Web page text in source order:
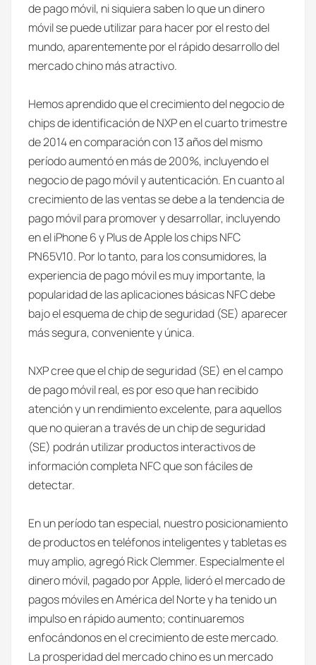
de pago móvil, ni siquiera saben lo que un dinero
móvil se puede utilizar para hacer por el resto del
mundo, aparentemente por el rápido desarrollo del
mercado chino más atractivo.
Hemos aprendido que el crecimiento del negocio de
chips de identificación de NXP en el cuarto trimestre
de 2014 en comparación con 13 años del mismo
período aumentó en más de 200%, incluyendo el
negocio de pago móvil y autenticación. En cuanto al
crecimiento de las ventas se debe a la tendencia de
pago móvil para promover y desarrollar, incluyendo
en el iPhone 6 y Plus de Apple los chips NFC
PN65V10. Por lo tanto, para los consumidores, la
experiencia de pago móvil es muy importante, la
popularidad de las aplicaciones básicas NFC debe
bajo el esquema de chip de seguridad (SE) aparecer
más segura, conveniente y única.
NXP cree que el chip de seguridad (SE) en el campo
de pago móvil real, es por eso que han recibido
atención y un rendimiento excelente, para aquellos
que no quieran a través de un chip de seguridad
(SE) podrán utilizar productos interactivos de
información completa NFC que son fáciles de
detectar.
En un período tan especial, nuestro posicionamiento
de productos en teléfonos inteligentes y tabletas es
muy amplio, agregó Rick Clemmer. Especialmente el
dinero móvil, pagado por Apple, lideró el mercado de
pagos móviles en América del Norte y ha tenido un
impulso en rápido aumento; continuaremos
enfocándonos en el crecimiento de este mercado.
La prosperidad del mercado chino es un mercado